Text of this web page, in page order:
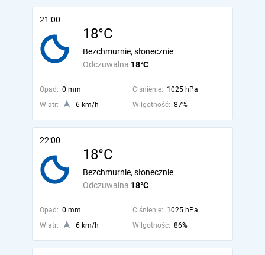
21:00
18°C
Odczuwalna 18°C
Bezchmurnie, słonecznie
Opad: 0 mm Ciśnienie: 1025 hPa
Wiatr:
6 km/h Wilgotność: 87%
22:00
18°C
Odczuwalna 18°C
Bezchmurnie, słonecznie
Opad: 0 mm Ciśnienie: 1025 hPa
Wiatr:
6 km/h Wilgotność: 86%